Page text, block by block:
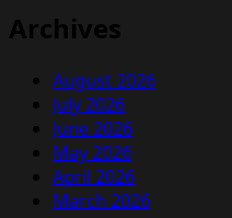
Archives
August 2026
July 2026
June 2026
May 2026
April 2026
March 2026